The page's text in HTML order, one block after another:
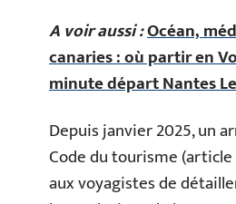
A voir aussi :Océan,
canaries : où partir en
minute départ Nantes
Depuis janvier 2025, un
Code du tourisme (article
aux voyagistes de